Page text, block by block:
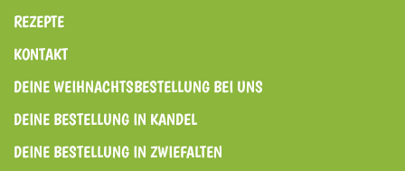
REZEPTE
KONTAKT
DEINE WEIHNACHTSBESTELLUNG BEI UNS
DEINE BESTELLUNG IN KANDEL
DEINE BESTELLUNG IN ZWIEFALTEN